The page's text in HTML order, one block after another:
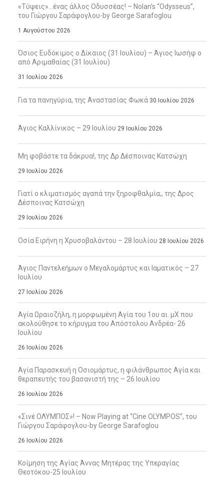
«Τύψεις»…ένας άλλος Οδυσσέας! – Nolan’s “Odysseus”,
του Γιώργου Σαράφογλου-by George Sarafoglou
1 Αυγούστου 2026
Όσιος Ευδόκιμος ο Δίκαιος (31 Ιουλίου) – Άγιος Ιωσήφ ο
από Αριμαθαίας (31 Ιουλίου)
31 Ιουλίου 2026
Για τα πανηγύρια, της Αναστασίας Φωκά 30 Ιουλίου 2026
Άγιος Καλλίνικος – 29 Ιουλίου 29 Ιουλίου 2026
Μη φοβάστε τα δάκρυα!, της Δρ Δέσποινας Κατσώχη
29 Ιουλίου 2026
Γιατί ο κλιματισμός αγαπά την ξηροφθαλμία;, της Δρος
Δέσποινας Κατσώχη
29 Ιουλίου 2026
Οσία Ειρήνη η Χρυσοβαλάντου – 28 Ιουλίου 28 Ιουλίου 2026
Άγιος Παντελεήμων ο Μεγαλομάρτυς και Ιαματικός – 27
Ιουλίου
27 Ιουλίου 2026
Αγία Ωραιοζήλη, η μορφωμένη Αγία του 1ου αι. μΧ που
ακολούθησε το κήρυγμα του Απόστολου Ανδρέα- 26
Ιουλίου
26 Ιουλίου 2026
Αγία Παρασκευή η Οσιομάρτυς, η φιλάνθρωπος Αγία και
θεραπευτής του βασανιστή της – 26 Ιουλίου
26 Ιουλίου 2026
«Σινέ ΟΛΥΜΠΟΣ»! – Now Playing at “Cine OLYMPOS”, του
Γιώργου Σαράφογλου-by George Sarafoglou
26 Ιουλίου 2026
Κοίμηση της Αγίας Άννας Μητέρας της Υπεραγίας
Θεοτόκου-25 Ιουλίου